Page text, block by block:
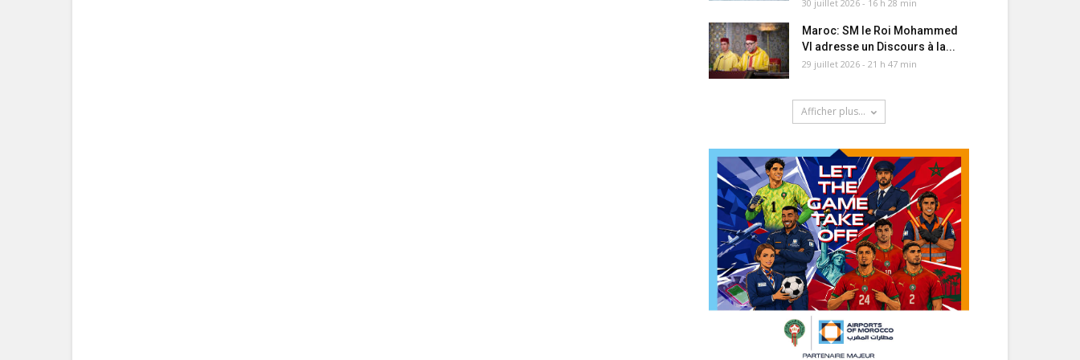
30 juillet 2026 - 16 h 28 min
Maroc: SM le Roi Mohammed
VI adresse un Discours à la...
29 juillet 2026 - 21 h 47 min
Afficher plus...